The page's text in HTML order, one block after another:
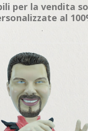
per la vendita
al
.